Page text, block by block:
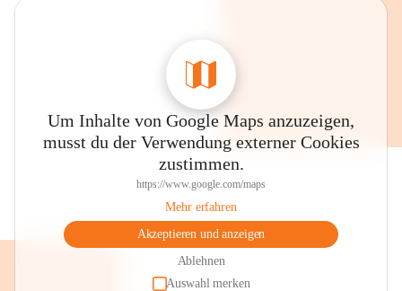
Um Inhalte von Google Maps anzuzeigen,
musst du der Verwendung externer Cookies
zustimmen.
https://www.google.com/maps
Mehr erfahren
Akzeptieren und anzeigen
Ablehnen
Auswahl merken